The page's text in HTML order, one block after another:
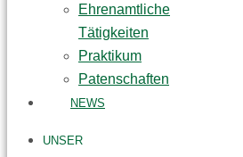
Ehrenamtliche
Tätigkeiten
Praktikum
Patenschaften
NEWS
UNSER